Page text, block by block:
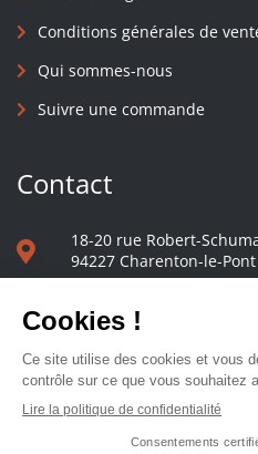
Conditions générales de
Qui sommes-nous
Suivre une commande
Contact
18-20 rue Robert-
94227 Charenton-le-Pont